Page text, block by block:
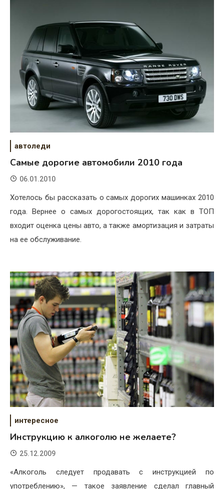
автоледи
Самые дорогие автомобили 2010 года
06.01.2010
Хотелось бы рассказать о самых дорогих машинках 2010
года. Вернее о самых дорогостоящих, так как в ТОП
входит оценка цены авто, а также амортизация и затраты
на ее обслуживание.
интересное
Инструкцию к алкоголю не желаете?
25.12.2009
«Алкоголь следует продавать с инструкцией по
употреблению», — такое заявление сделал главный